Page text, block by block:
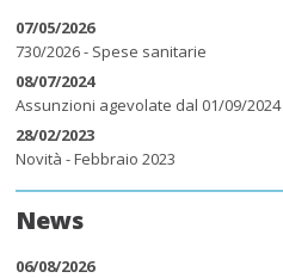
07/05/2026
730/2026 - Spese sanitarie
08/07/2024
Assunzioni agevolate dal 01/09/2024
28/02/2023
Novità - Febbraio 2023
News
06/08/2026